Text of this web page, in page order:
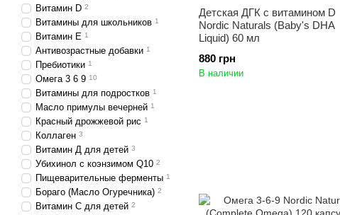
Детская ДГК с витамином D
Nordic Naturals (Baby's DHA
Liquid) 60 мл
880 грн
В наличии
Витамин D 2
Витамины для школьников 1
Витамин Е 1
Антивозрастные добавки 1
Пребиотики 1
Омега 3 6 9 10
Витамины для подростков 1
Масло примулы вечерней 1
Красный дрожжевой рис 1
Коллаген 3
Витамин Д для детей 3
Убихинол с коэнзимом Q10 2
Пищеварительные ферменты 1
Бораго (Масло Огуречника) 2
Витамин C для детей 2